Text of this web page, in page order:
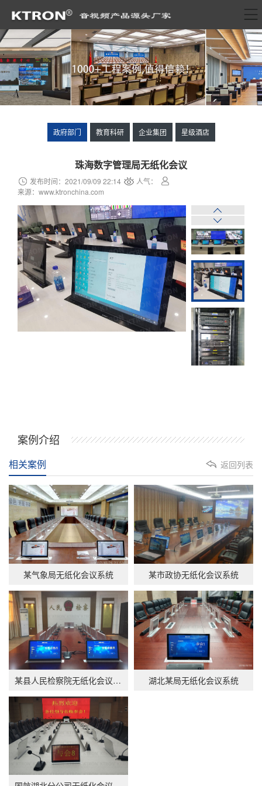
政府部门 教育科研 企业集团 星级酒店
珠海数字管理局无纸化会议
发布时间：2021/09/09 22:14
人气：
来源：www.ktronchina.com
案例介绍
返回列表
相关案例
某气象局无纸化会议系统 某市政协无纸化会议系统
某县人民检察院无纸化会议系统 湖北某局无纸化会议系统